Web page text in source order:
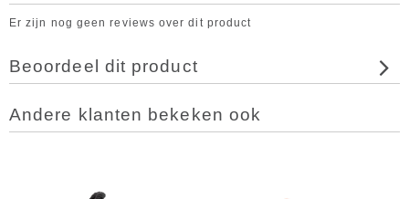
Er zijn nog geen reviews over dit product
Beoordeel dit product
Andere klanten bekeken ook